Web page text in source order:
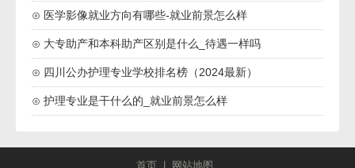
⊙ 医学影像就业方向有哪些-就业前景怎么样
⊙ 大专助产和本科助产区别是什么_待遇一样吗
⊙ 四川公办护理专业学校排名榜（2024最新）
⊙ 护理专业是干什么的_就业前景怎么样
首页| 网站地图